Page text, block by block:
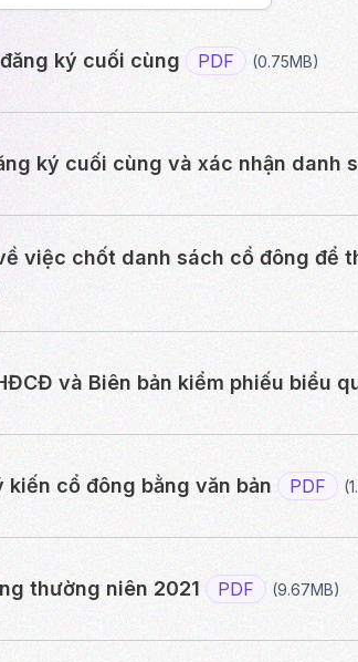
ký cuối cùng PDF (0.75MB)
ký cuối cùng và xác nhận danh
việc chốt danh sách cổ đông
và Biên bản kiểm phiếu biểu
cổ đông bằng văn bản PDF
thường niên 2021 PDF (9.67MB)